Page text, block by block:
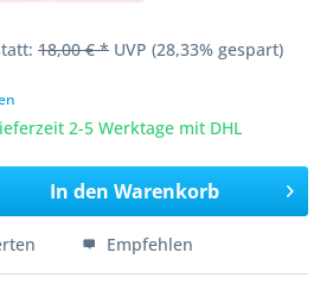
18,00 € * UVP (28,33% gespart)
2-5 Werktage mit DHL
In den Warenkorb
Empfehlen